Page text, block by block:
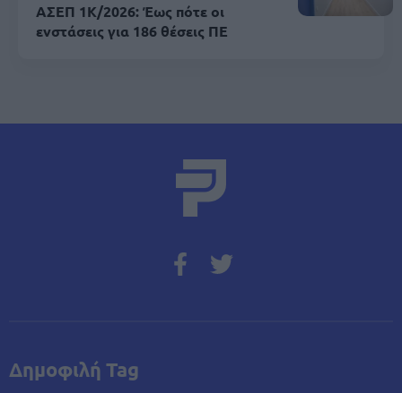
ΑΣΕΠ 1Κ/2026: Έως πότε οι
ενστάσεις για 186 θέσεις ΠΕ
Δημοφιλή Tag